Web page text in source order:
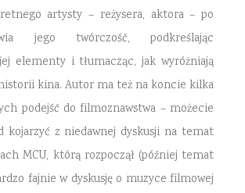
artysty – reżysera, aktora – po
jego twórczość, podkreślając
elementy i tłumacząc, jak wyróżniają
kina. Autor ma też na koncie kilka
podejść do filmoznawstwa – możecie
kojarzyć z niedawnej dyskusji na temat
MCU, którą rozpoczął (później temat
fajnie w dyskusję o muzyce filmowej